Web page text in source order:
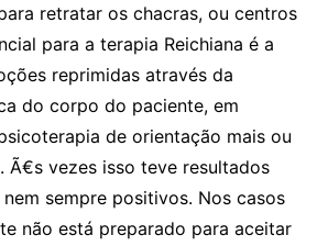
retratar os chacras, ou centros
para a terapia Reichiana é a
reprimidas através da
do corpo do paciente, em
de orientação mais ou
Ã€s vezes isso teve resultados
sempre positivos. Nos casos
não está preparado para aceitar